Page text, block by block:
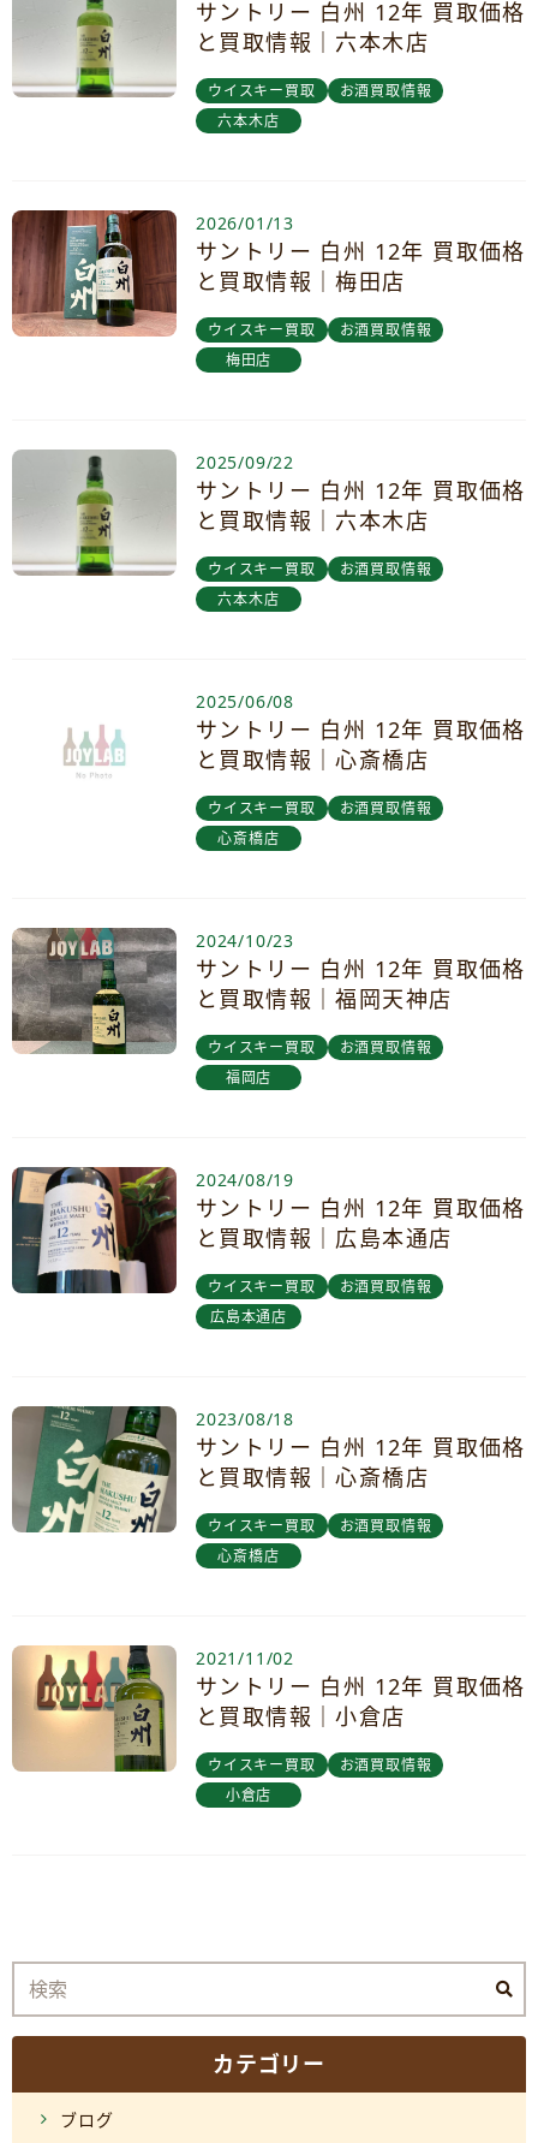
サントリー 白州 12年 買取価格
と買取情報｜六本木店
ウイスキー買取
お酒買取情報
六本木店
2026/01/13
サントリー 白州 12年 買取価格
と買取情報｜梅田店
ウイスキー買取
お酒買取情報
梅田店
2025/09/22
サントリー 白州 12年 買取価格
と買取情報｜六本木店
ウイスキー買取
お酒買取情報
六本木店
2025/06/08
サントリー 白州 12年 買取価格
と買取情報｜心斎橋店
ウイスキー買取
お酒買取情報
心斎橋店
2024/10/23
サントリー 白州 12年 買取価格
と買取情報｜福岡天神店
ウイスキー買取
お酒買取情報
福岡店
2024/08/19
サントリー 白州 12年 買取価格
と買取情報｜広島本通店
ウイスキー買取
お酒買取情報
広島本通店
2023/08/18
サントリー 白州 12年 買取価格
と買取情報｜心斎橋店
ウイスキー買取
お酒買取情報
心斎橋店
2021/11/02
サントリー 白州 12年 買取価格
と買取情報｜小倉店
ウイスキー買取
お酒買取情報
小倉店
カテゴリー
ブログ